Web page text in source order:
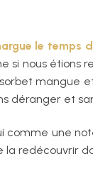
le temps
nous étions
mangue
déranger et
comme une
la redécouvrir